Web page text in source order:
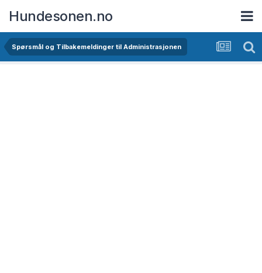
Hundesonen.no
Spørsmål og Tilbakemeldinger til Administrasjonen